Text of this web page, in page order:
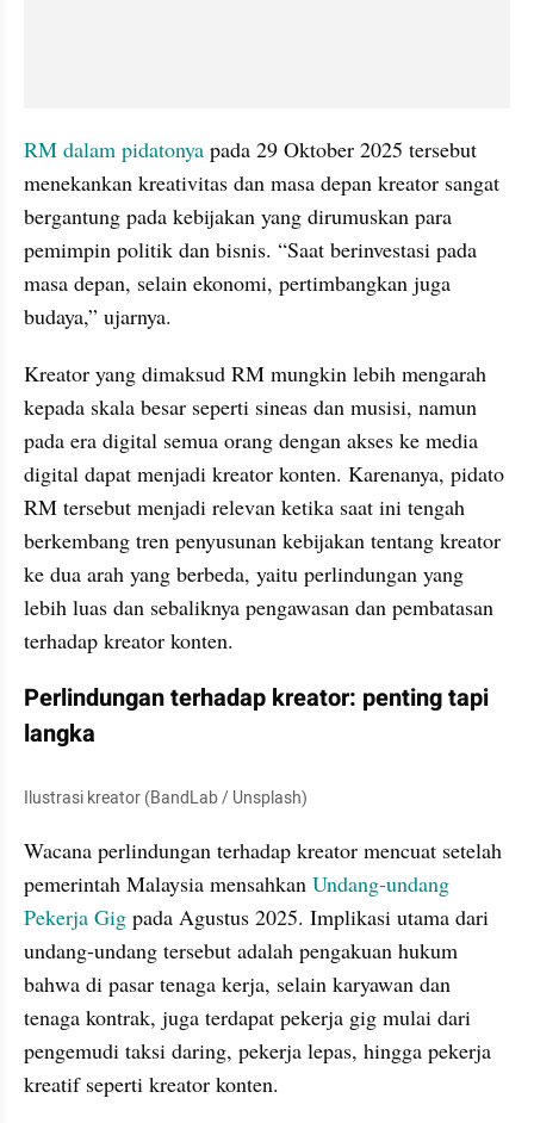
RM dalam pidatonya pada 29 Oktober 2025 tersebut
menekankan kreativitas dan masa depan kreator sangat
bergantung pada kebijakan yang dirumuskan para
pemimpin politik dan bisnis. “Saat berinvestasi pada
masa depan, selain ekonomi, pertimbangkan juga
budaya,” ujarnya.
Kreator yang dimaksud RM mungkin lebih mengarah
kepada skala besar seperti sineas dan musisi, namun
pada era digital semua orang dengan akses ke media
digital dapat menjadi kreator konten. Karenanya, pidato
RM tersebut menjadi relevan ketika saat ini tengah
berkembang tren penyusunan kebijakan tentang kreator
ke dua arah yang berbeda, yaitu perlindungan yang
lebih luas dan sebaliknya pengawasan dan pembatasan
terhadap kreator konten.
Perlindungan terhadap kreator: penting tapi
langka
Ilustrasi kreator (BandLab / Unsplash)
Wacana perlindungan terhadap kreator mencuat setelah
pemerintah Malaysia mensahkan Undang-undang
Pekerja Gig pada Agustus 2025. Implikasi utama dari
undang-undang tersebut adalah pengakuan hukum
bahwa di pasar tenaga kerja, selain karyawan dan
tenaga kontrak, juga terdapat pekerja gig mulai dari
pengemudi taksi daring, pekerja lepas, hingga pekerja
kreatif seperti kreator konten.